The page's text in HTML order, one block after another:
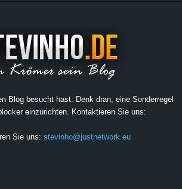
Blog besucht hast. Denk dran, eine Sonderregel
einzurichten. Kontaktieren Sie uns:
Sie uns: stevinho@justnetwork.eu